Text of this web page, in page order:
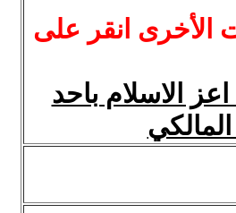
الأخرى انقر على
15 - خرافة اعز الاسلام باحد